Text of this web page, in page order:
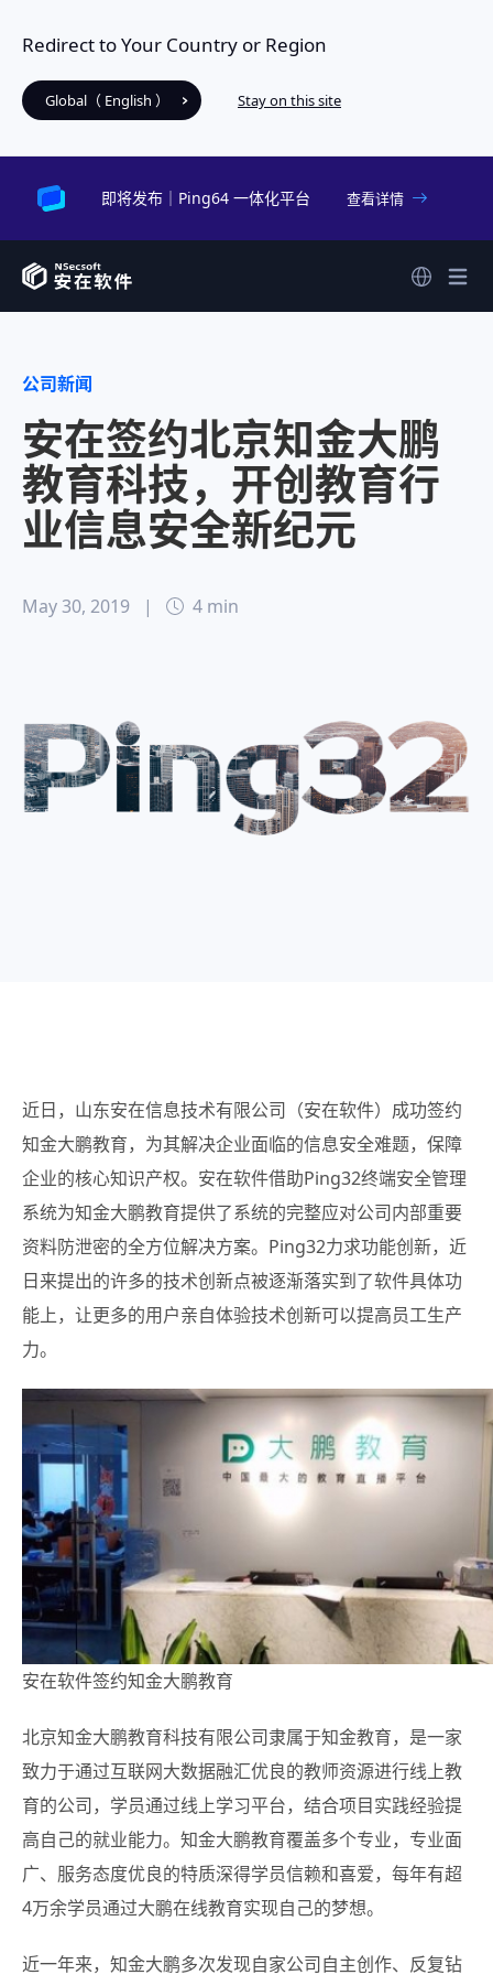
Redirect to Your Country or Region
Global（ English ） Stay on this site
即将发布｜Ping64 一体化平台 查看详情
公司新闻
安在签约北京知金大鹏
教育科技，开创教育行
业信息安全新纪元
May 30, 2019 | 4 min
近日，山东安在信息技术有限公司（安在软件）成功签约
知金大鹏教育，为其解决企业面临的信息安全难题，保障
企业的核心知识产权。安在软件借助Ping32终端安全管理
系统为知金大鹏教育提供了系统的完整应对公司内部重要
资料防泄密的全方位解决方案。Ping32力求功能创新，近
日来提出的许多的技术创新点被逐渐落实到了软件具体功
能上，让更多的用户亲自体验技术创新可以提高员工生产
力。
安在软件签约知金大鹏教育
北京知金大鹏教育科技有限公司隶属于知金教育，是一家
致力于通过互联网大数据融汇优良的教师资源进行线上教
育的公司，学员通过线上学习平台，结合项目实践经验提
高自己的就业能力。知金大鹏教育覆盖多个专业，专业面
广、服务态度优良的特质深得学员信赖和喜爱，每年有超
4万余学员通过大鹏在线教育实现自己的梦想。
近一年来，知金大鹏多次发现自家公司自主创作、反复钻